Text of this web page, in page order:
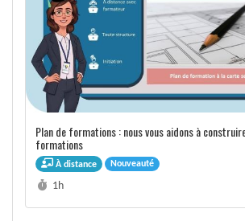
Plan de formations : nous vous aidons à
formations
À distance Nouveauté
Durée :
1h